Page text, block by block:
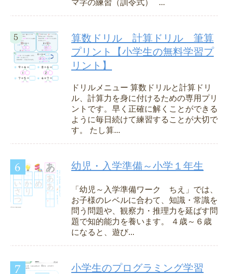
マ字の練習（訓令式） ...
算数ドリル 計算ドリル 筆算
プリント【小学生の無料学習プ
リント】
ドリルメニュー 算数ドリルと計算ドリ
ル、計算力を身に付けるための専用プリ
ントです。早く正確に解くことができる
ように毎日続けて練習することが大切で
す。 たし算...
幼児・入学準備～小学１年生
「幼児～入学準備ワーク ちえ」では、
お子様のレベルに合わて、知識・常識を
問う問題や、観察力・推理力を延ばす問
題で知的能力を養います。 ４歳～６歳
になると、遊び...
小学生のプログラミング学習